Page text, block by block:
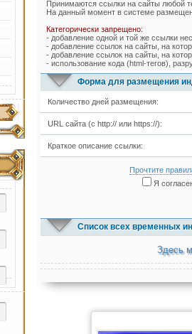
Принимаются ссылки на сайты любой
На данный момент в системе
Категорически запрещено:
- добавление одной и той же ссылки
- добавление ссылок на сайты, на
- добавление ссылок на сайты, на
- использование кода (html-тегов),
Форма для размещения
Количество дней размещения:
URL сайта (с http:// или https://):
Краткое описание ссылки:
Прочтите
Я
Список всех временных
Здесь